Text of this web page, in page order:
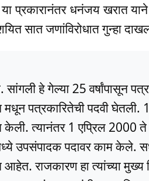
प्रकारानंतर धनंजय खरात याने
सात जणांविरोधात गुन्हा
हे गेल्या 25 वर्षांपासून
पत्रकारितेची पदवी घेतली.
केली. त्यानंतर 1 एप्रिल 2000
उपसंपादक पदावर काम केले.
राजकारण हा त्यांच्या मुख्य